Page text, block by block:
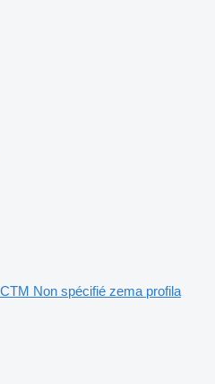
Non spécifié zema profila